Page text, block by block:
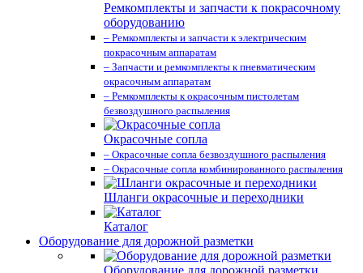
Ремкомплекты и запчасти к покрасочному
оборудованию
– Ремкомплекты и запчасти к электрическим
покрасочным аппаратам
– Запчасти и ремкомплекты к пневматическим
окрасочным аппаратам
– Ремкомплекты к окрасочным пистолетам
безвоздушного распыления
Окрасочные сопла
– Окрасочные сопла безвоздушного распыления
– Окрасочные сопла комбинированного распыления
Шланги окрасочные и переходники
Каталог
Оборудование для дорожной разметки
Оборудование для дорожной разметки